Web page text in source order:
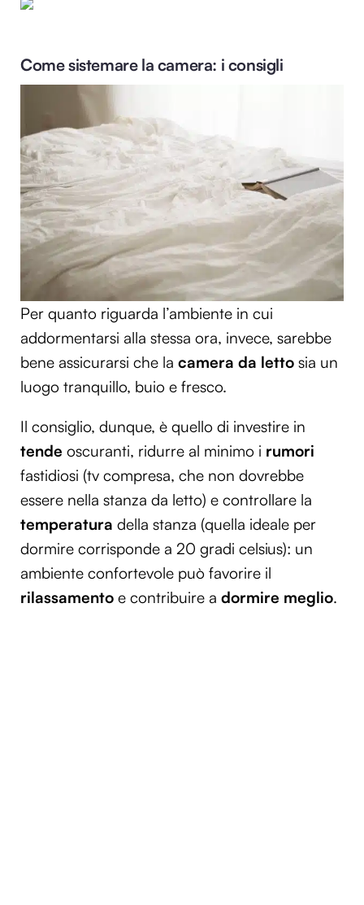
Come sistemare la camera: i consigli
Per quanto riguarda l’ambiente in cui
addormentarsi alla stessa ora, invece, sarebbe
bene assicurarsi che la camera da letto sia un
luogo tranquillo, buio e fresco.
Il consiglio, dunque, è quello di investire in
tende oscuranti, ridurre al minimo i rumori
fastidiosi (tv compresa, che non dovrebbe
essere nella stanza da letto) e controllare la
temperatura della stanza (quella ideale per
dormire corrisponde a 20 gradi celsius): un
ambiente confortevole può favorire il
rilassamento e contribuire a dormire meglio.